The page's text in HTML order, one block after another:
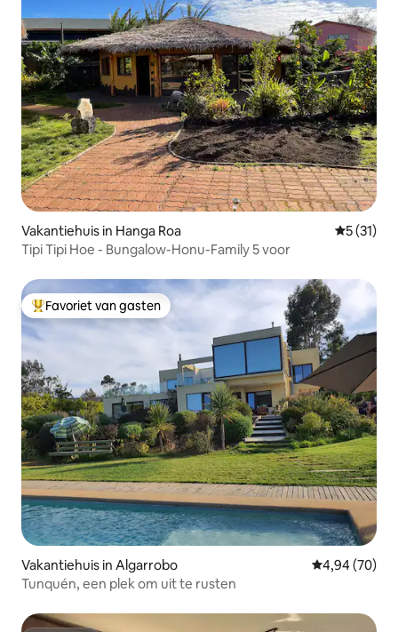
Vakantiehuis in Hanga Roa
5 (31)
Tipi Tipi Hoe - Bungalow-Honu-Family 5 voor
Topfavoriet van gasten
Favoriet van gasten
Vakantiehuis in Algarrobo Gemiddelde
4,94 (70)
Tunquén, een plek om uit te rusten